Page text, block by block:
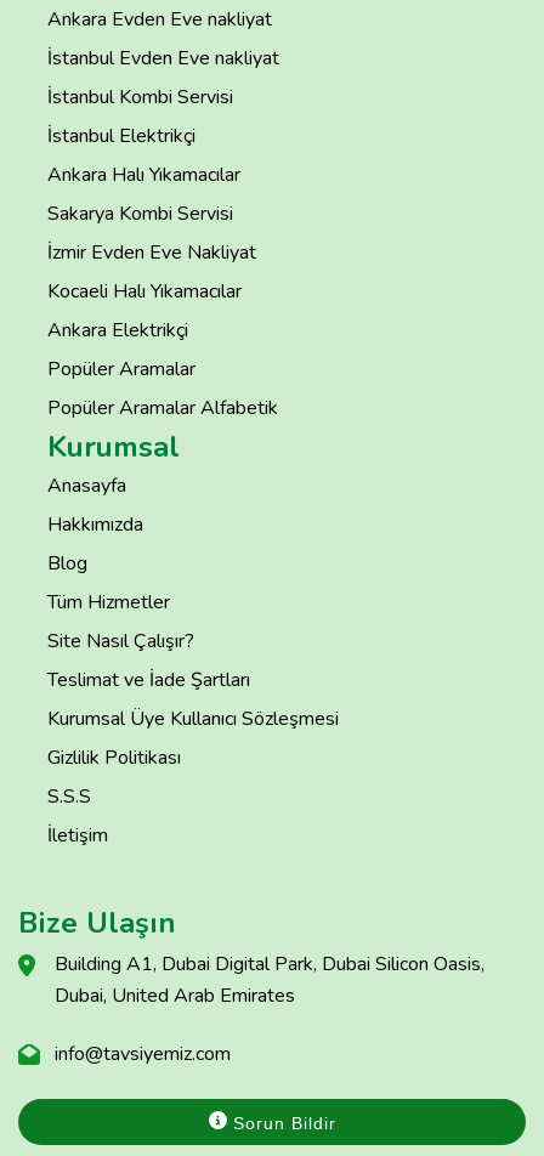
Ankara Evden Eve nakliyat
İstanbul Evden Eve nakliyat
İstanbul Kombi Servisi
İstanbul Elektrikçi
Ankara Halı Yıkamacılar
Sakarya Kombi Servisi
İzmir Evden Eve Nakliyat
Kocaeli Halı Yıkamacılar
Ankara Elektrikçi
Popüler Aramalar
Popüler Aramalar Alfabetik
Kurumsal
Anasayfa
Hakkımızda
Blog
Tüm Hizmetler
Site Nasıl Çalışır?
Teslimat ve İade Şartları
Kurumsal Üye Kullanıcı Sözleşmesi
Gizlilik Politikası
S.S.S
İletişim
Bize Ulaşın
Building A1, Dubai Digital Park, Dubai Silicon Oasis,
Dubai, United Arab Emirates
info@tavsiyemiz.com
Sorun Bildir